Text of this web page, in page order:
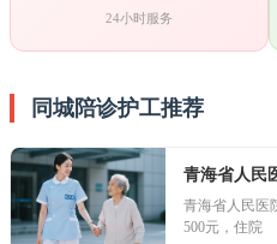
24小时服务
同城陪诊护工推荐
青海省人民
青海省人民医
500元，住院